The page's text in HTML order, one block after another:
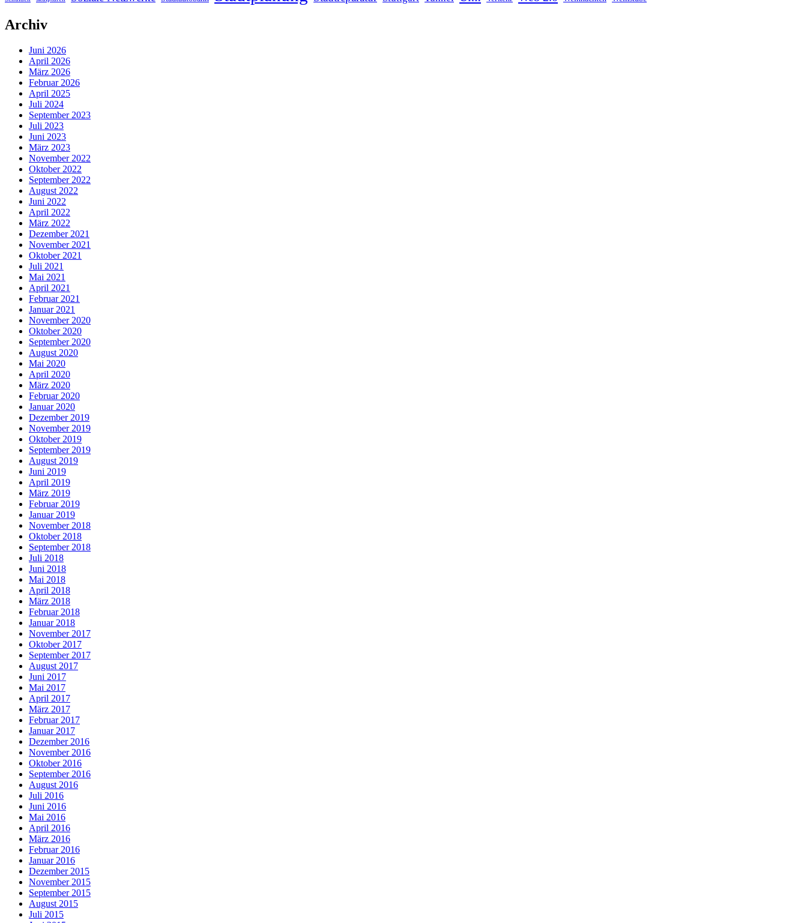
Archiv
Juni 2026
April 2026
März 2026
Februar 2026
April 2025
Juli 2024
September 2023
Juli 2023
Juni 2023
März 2023
November 2022
Oktober 2022
September 2022
August 2022
Juni 2022
April 2022
März 2022
Dezember 2021
November 2021
Oktober 2021
Juli 2021
Mai 2021
April 2021
Februar 2021
Januar 2021
November 2020
Oktober 2020
September 2020
August 2020
Mai 2020
April 2020
März 2020
Februar 2020
Januar 2020
Dezember 2019
November 2019
Oktober 2019
September 2019
August 2019
Juni 2019
April 2019
März 2019
Februar 2019
Januar 2019
November 2018
Oktober 2018
September 2018
Juli 2018
Juni 2018
Mai 2018
April 2018
März 2018
Februar 2018
Januar 2018
November 2017
Oktober 2017
September 2017
August 2017
Juni 2017
Mai 2017
April 2017
März 2017
Februar 2017
Januar 2017
Dezember 2016
November 2016
Oktober 2016
September 2016
August 2016
Juli 2016
Juni 2016
Mai 2016
April 2016
März 2016
Februar 2016
Januar 2016
Dezember 2015
November 2015
September 2015
August 2015
Juli 2015